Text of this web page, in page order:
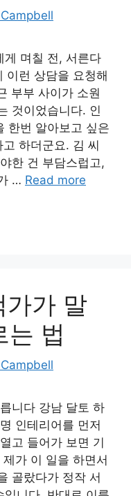
게 며칠 전, 서른다
이런 상담을 요청해
부부 사이가 소원
것이었습니다. 인
한번 알아보고 싶은
하더군요. 김 씨
한 건 부담스럽고,
… Read more
가가 말
는 법
니다 강남 달토 하
인테리어를 먼저
고 들어가 보면 기
가 이 일을 하면서
골랐다가 정작 서